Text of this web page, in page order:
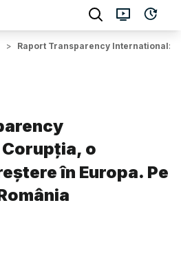
> Raport Transparency International:
o
în Europa. Pe